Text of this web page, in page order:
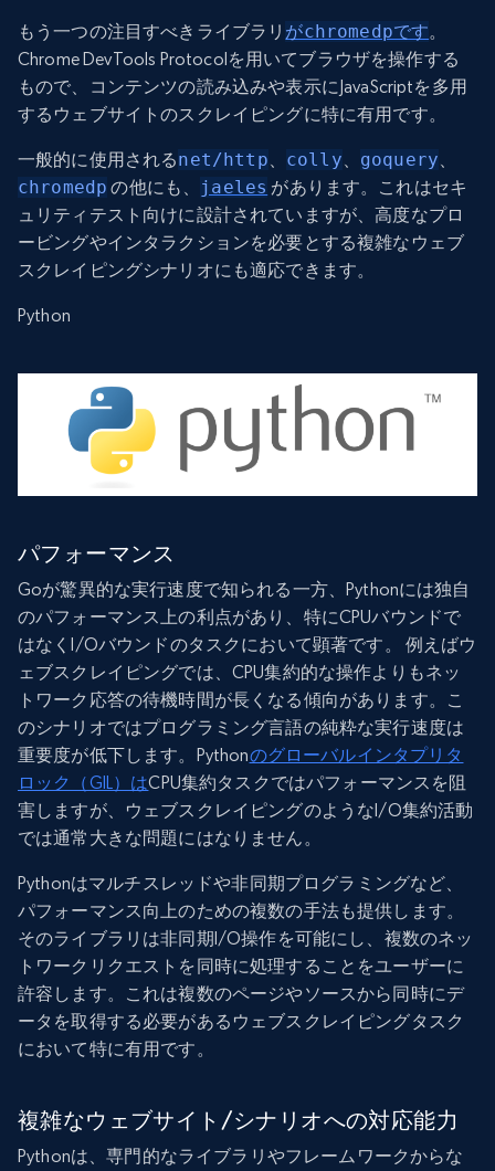
もう一つの注目すべきライブラリ がchromedpです。
Chrome DevTools Protocolを用いてブラウザを操作する
もので、コンテンツの読み込みや表示にJavaScriptを多用
するウェブサイトのスクレイピングに特に有用です。
一般的に使用されるnet/http colly goquery
chromedp の他にも、 jaeles があります。これはセキ
ュリティテスト向けに設計されていますが、高度なプロ
ービングやインタラクションを必要とする複雑なウェブ
スクレイピングシナリオにも適応できます。
Python
パフォーマンス
Goが驚異的な実行速度で知られる一方、Pythonには独自
のパフォーマンス上の利点があり、特にCPUバウンドで
はなくI/Oバウンドのタスクにおいて顕著です。 例えばウ
ェブスクレイピングでは、CPU集約的な操作よりもネッ
トワーク応答の待機時間が長くなる傾向があります。こ
のシナリオではプログラミング言語の純粋な実行速度は
重要度が低下します。Pythonのグローバルインタプリタ
ロック（GIL）はCPU集約タスクではパフォーマンスを阻
害しますが、ウェブスクレイピングのようなI/O集約活動
では通常大きな問題にはなりません。
Pythonはマルチスレッドや非同期プログラミングなど、
パフォーマンス向上のための複数の手法も提供します。
そのライブラリは非同期I/O操作を可能にし、複数のネッ
トワークリクエストを同時に処理することをユーザーに
許容します。これは複数のページやソースから同時にデ
ータを取得する必要があるウェブスクレイピングタスク
において特に有用です。
複雑なウェブサイト/シナリオへの対応能力
Pythonは、専門的なライブラリやフレームワークからな